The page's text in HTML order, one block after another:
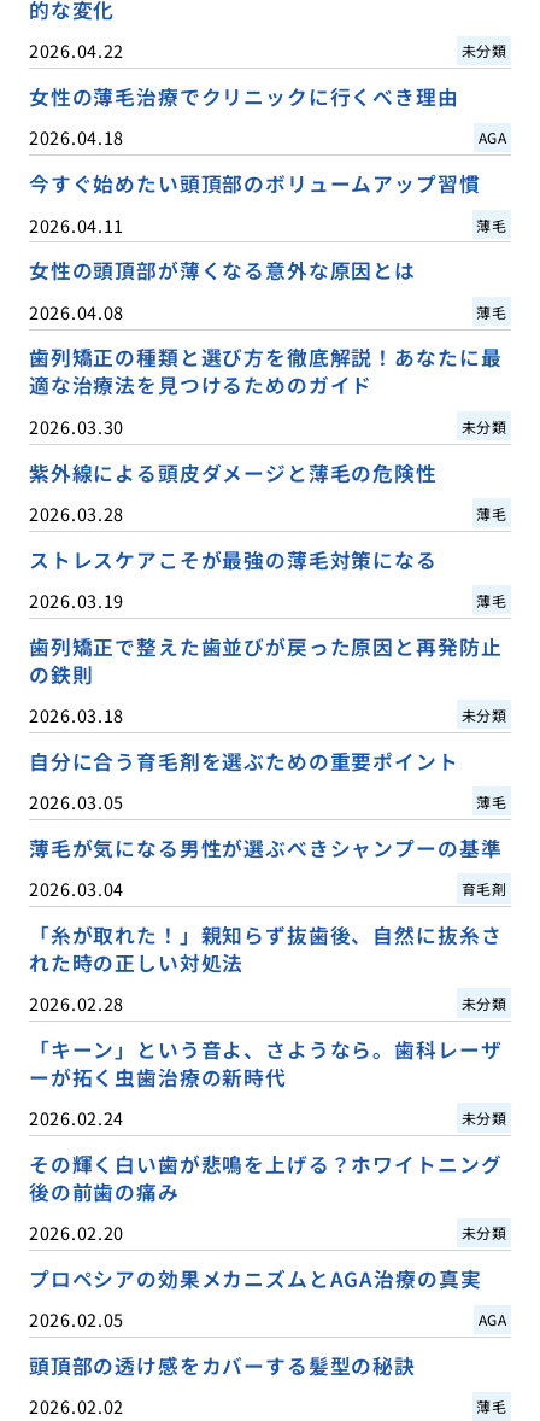
的な変化
2026.04.22 未分類
女性の薄毛治療でクリニックに行くべき理由
2026.04.18 AGA
今すぐ始めたい頭頂部のボリュームアップ習慣
2026.04.11 薄毛
女性の頭頂部が薄くなる意外な原因とは
2026.04.08 薄毛
歯列矯正の種類と選び方を徹底解説！あなたに最
適な治療法を見つけるためのガイド
2026.03.30 未分類
紫外線による頭皮ダメージと薄毛の危険性
2026.03.28 薄毛
ストレスケアこそが最強の薄毛対策になる
2026.03.19 薄毛
歯列矯正で整えた歯並びが戻った原因と再発防止
の鉄則
2026.03.18 未分類
自分に合う育毛剤を選ぶための重要ポイント
2026.03.05 薄毛
薄毛が気になる男性が選ぶべきシャンプーの基準
2026.03.04 育毛剤
「糸が取れた！」親知らず抜歯後、自然に抜糸さ
れた時の正しい対処法
2026.02.28 未分類
「キーン」という音よ、さようなら。歯科レーザ
ーが拓く虫歯治療の新時代
2026.02.24 未分類
その輝く白い歯が悲鳴を上げる？ホワイトニング
後の前歯の痛み
2026.02.20 未分類
プロペシアの効果メカニズムとAGA治療の真実
2026.02.05 AGA
頭頂部の透け感をカバーする髪型の秘訣
2026.02.02 薄毛